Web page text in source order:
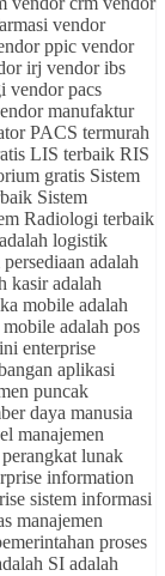
vendor
ppic vendor
irj vendor ibs
vendor pacs
manufaktur
PACS termurah
LIS terbaik RIS
gratis Sistem
Sistem
Radiologi terbaik
logistik
adalah
kasir adalah
mobile adalah
adalah pos
enterprise
aplikasi
puncak
daya manusia
manajemen
lunak
information
sistem informasi
manajemen
proses
SI adalah